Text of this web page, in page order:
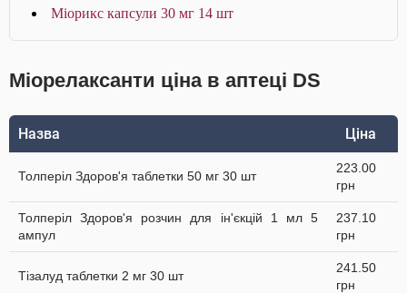
Міорикс капсули 30 мг 14 шт
Міорелаксанти ціна в аптеці DS
Назва Ціна
Толперіл Здоров'я таблетки 50 мг 30 шт
223.00
грн
Толперіл Здоров'я розчин для ін'єкцій 1 мл 5
ампул
237.10
грн
Тізалуд таблетки 2 мг 30 шт
241.50
грн